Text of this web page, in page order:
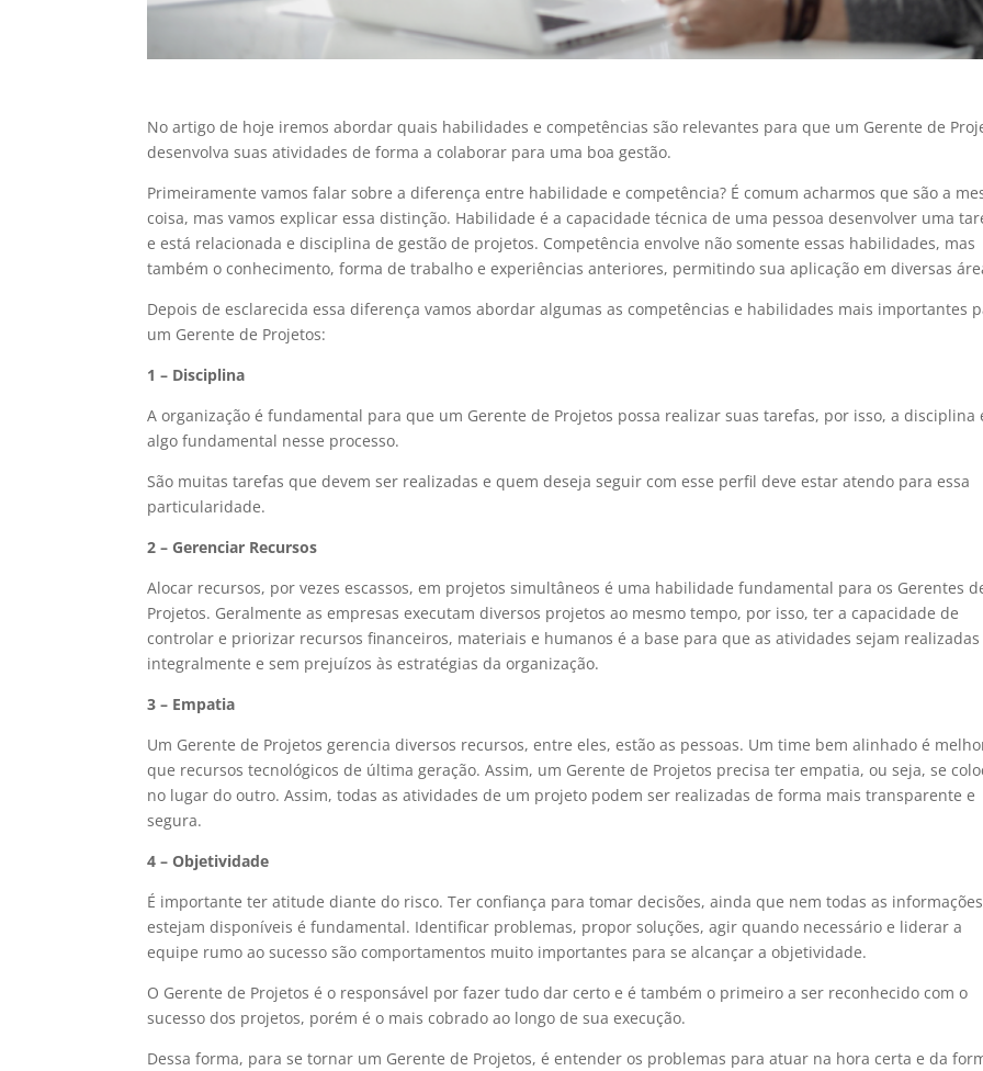
No artigo de hoje iremos abordar quais habilidades e competências são relevantes para que um Gerente de
desenvolva suas atividades de forma a colaborar para uma boa gestão.
Primeiramente vamos falar sobre a diferença entre habilidade e competência? É comum acharmos que são a
coisa, mas vamos explicar essa distinção. Habilidade é a capacidade técnica de uma pessoa desenvolver uma
e está relacionada e disciplina de gestão de projetos. Competência envolve não somente essas habilidades, mas
também o conhecimento, forma de trabalho e experiências anteriores, permitindo sua aplicação em diversas
Depois de esclarecida essa diferença vamos abordar algumas as competências e habilidades mais importantes
um Gerente de Projetos:
1 – Disciplina
A organização é fundamental para que um Gerente de Projetos possa realizar suas tarefas, por isso, a disciplina
algo fundamental nesse processo.
São muitas tarefas que devem ser realizadas e quem deseja seguir com esse perfil deve estar atendo para essa
particularidade.
2 – Gerenciar Recursos
Alocar recursos, por vezes escassos, em projetos simultâneos é uma habilidade fundamental para os Gerentes
Projetos. Geralmente as empresas executam diversos projetos ao mesmo tempo, por isso, ter a capacidade de
controlar e priorizar recursos financeiros, materiais e humanos é a base para que as atividades sejam realizadas
integralmente e sem prejuízos às estratégias da organização.
3 – Empatia
Um Gerente de Projetos gerencia diversos recursos, entre eles, estão as pessoas. Um time bem alinhado é
que recursos tecnológicos de última geração. Assim, um Gerente de Projetos precisa ter empatia, ou seja, se
no lugar do outro. Assim, todas as atividades de um projeto podem ser realizadas de forma mais transparente e
segura.
4 – Objetividade
É importante ter atitude diante do risco. Ter confiança para tomar decisões, ainda que nem todas as informações
estejam disponíveis é fundamental. Identificar problemas, propor soluções, agir quando necessário e liderar a
equipe rumo ao sucesso são comportamentos muito importantes para se alcançar a objetividade.
O Gerente de Projetos é o responsável por fazer tudo dar certo e é também o primeiro a ser reconhecido com o
sucesso dos projetos, porém é o mais cobrado ao longo de sua execução.
Dessa forma, para se tornar um Gerente de Projetos, é entender os problemas para atuar na hora certa e da